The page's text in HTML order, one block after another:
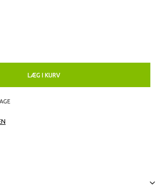
LÆG I KURV